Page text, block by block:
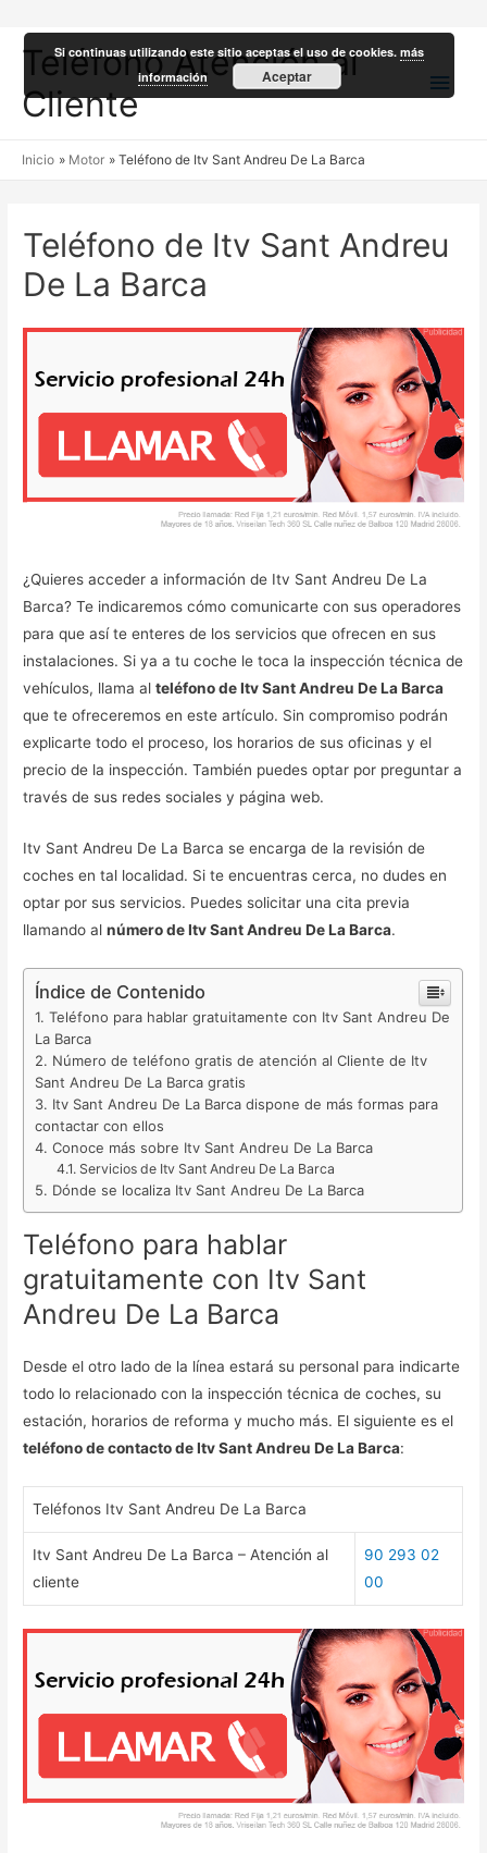
Teléfono Atención al
Cliente
Inicio Motor Teléfono de Itv Sant Andreu De La Barca
Teléfono de Itv Sant Andreu
De La Barca
¿Quieres acceder a información de Itv Sant Andreu De La
Barca? Te indicaremos cómo comunicarte con sus operadores
para que así te enteres de los servicios que ofrecen en sus
instalaciones. Si ya a tu coche le toca la inspección técnica de
vehículos, llama alteléfono de Itv Sant Andreu De La Barca
que te ofreceremos en este artículo. Sin compromiso podrán
explicarte todo el proceso, los horarios de sus oficinas y el
precio de la inspección. También puedes optar por preguntar a
través de sus redes sociales y página web.
Itv Sant Andreu De La Barca se encarga de la revisión de
coches en tal localidad. Si te encuentras cerca, no dudes en
optar por sus servicios. Puedes solicitar una cita previa
llamando alnúmero de Itv Sant Andreu De La Barca.
Índice de Contenido
Teléfono para hablar gratuitamente con Itv Sant Andreu De
La Barca
Número de teléfono gratis de atención al Cliente de Itv
Sant Andreu De La Barca gratis
Itv Sant Andreu De La Barca dispone de más formas para
contactar con ellos
Conoce más sobre Itv Sant Andreu De La Barca
Servicios de Itv Sant Andreu De La Barca
Dónde se localiza Itv Sant Andreu De La Barca
Teléfono para hablar
gratuitamente con Itv Sant
Andreu De La Barca
Desde el otro lado de la línea estará su personal para indicarte
todo lo relacionado con la inspección técnica de coches, su
estación, horarios de reforma y mucho más. El siguiente es el
teléfono de contacto de Itv Sant Andreu De La Barca:
Teléfonos Itv Sant Andreu De La Barca
Itv Sant Andreu De La Barca – Atención al
cliente
90 293 02
00
Si continuas utilizando este sitio aceptas el uso de cookies.más
información
Aceptar